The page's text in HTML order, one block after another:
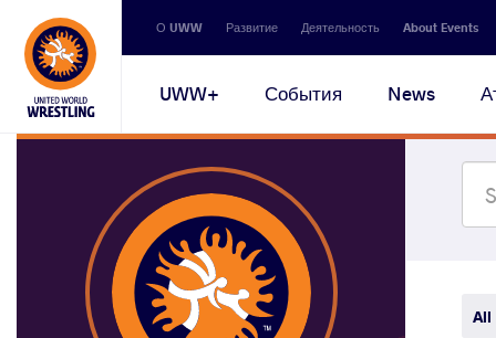
Secondary
navigation
О UWW Развитие Деятельность About Events
Main
navigation
UWW+ События News
All